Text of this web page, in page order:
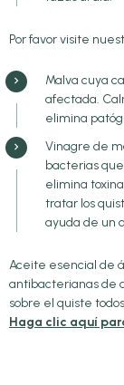
Por favor visite
Malva cuya
afectada.
elimina
Vinagre de
bacterias
elimina
tratar los
ayuda de un
Aceite esencial de
antibacterianas de
sobre el quiste
Haga clic aquí